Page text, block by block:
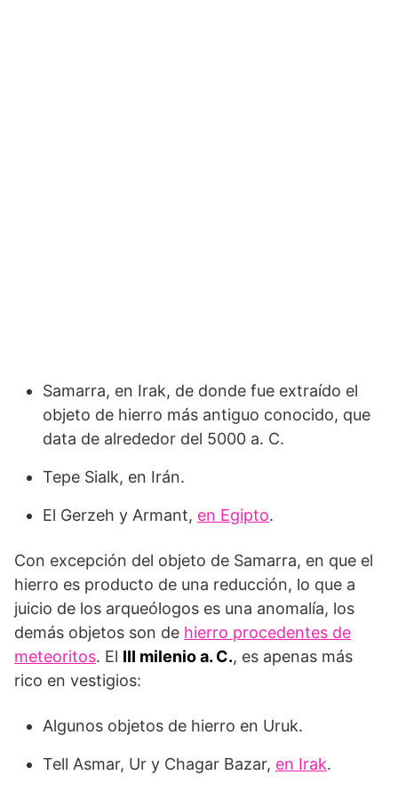
Samarra, en Irak, de donde fue extraído el
objeto de hierro más antiguo conocido, que
data de alrededor del 5000 a. C.
Tepe Sialk, en Irán.
El Gerzeh y Armant, en Egipto.
Con excepción del objeto de Samarra, en que el
hierro es producto de una reducción, lo que a
juicio de los arqueólogos es una anomalía, los
demás objetos son de hierro procedentes de
meteoritos. El III milenio a. C., es apenas más
rico en vestigios:
Algunos objetos de hierro en Uruk.
Tell Asmar, Ur y Chagar Bazar, en Irak.